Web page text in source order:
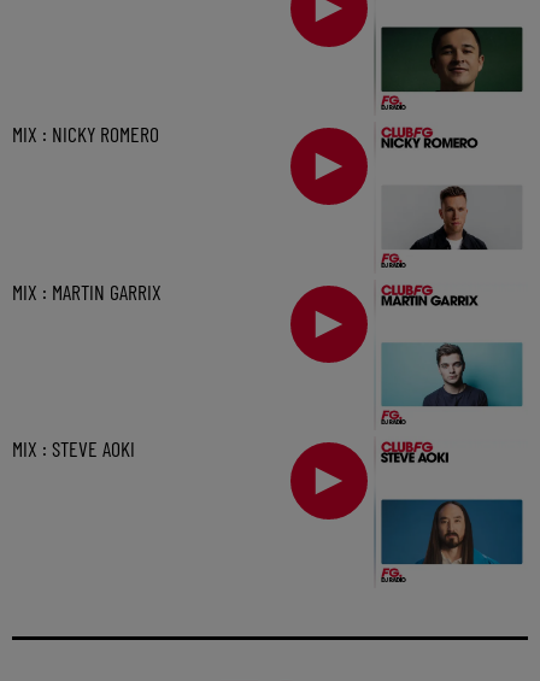
MIX : NICKY ROMERO
MIX : MARTIN GARRIX
MIX : STEVE AOKI